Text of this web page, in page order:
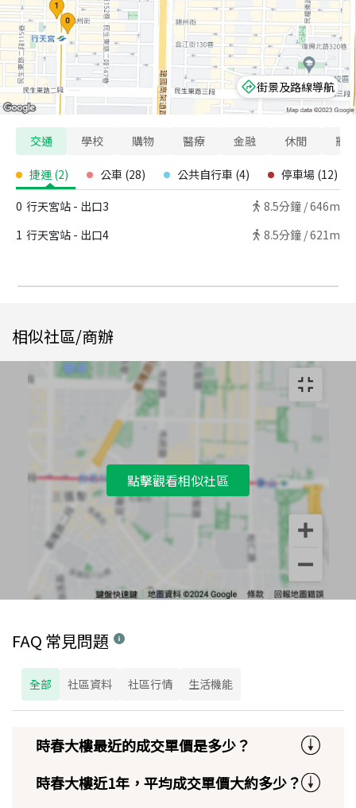
街景及路線導航
交通 學校 購物 醫療 金融 休閒 寵
捷運 (2) 公車 (28) 公共自行車 (4) 停車場 (12)
0 行天宮站 - 出口3 8.5分鐘 /646m
1 行天宮站 - 出口4 8.5分鐘 /621m
相似社區/商辦
點擊觀看相似社區
FAQ 常見問題
全部 社區資料 社區行情 生活機能
時春大樓最近的成交單價是多少？
時春大樓近1年，平均成交單價大約多少？